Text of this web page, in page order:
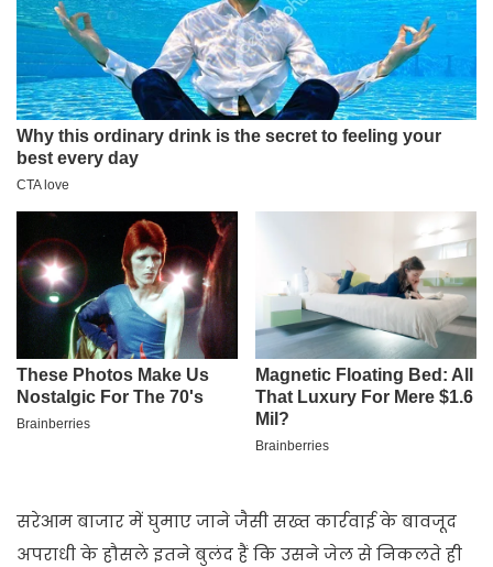
सरेआम बाजार में घुमाए जाने जैसी सख्त कार्रवाई के बावजूद
अपराधी के हौसले इतने बुलंद हैं कि उसने जेल से निकलते ही